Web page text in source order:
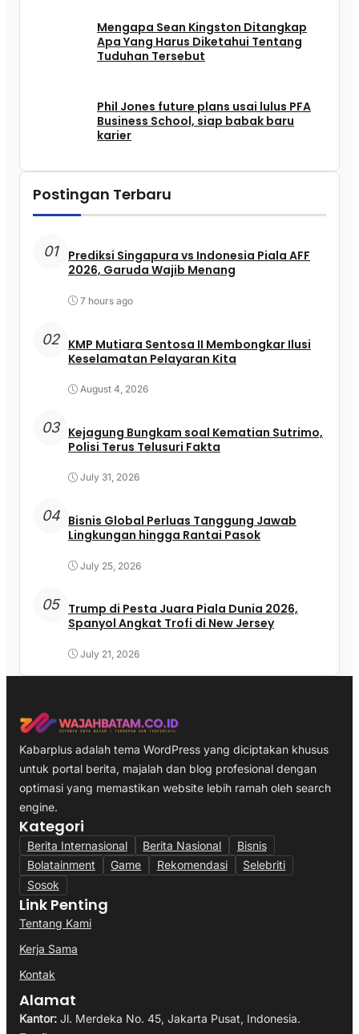
Mengapa Sean Kingston Ditangkap
Apa Yang Harus Diketahui Tentang
Tuduhan Tersebut
Phil Jones future plans usai lulus PFA
Business School, siap babak baru
karier
Postingan Terbaru
01
Prediksi Singapura vs Indonesia Piala AFF
2026, Garuda Wajib Menang
7 hours ago
02 KMP Mutiara Sentosa II Membongkar Ilusi
Keselamatan Pelayaran Kita
August 4, 2026
03 Kejagung Bungkam soal Kematian Sutrimo,
Polisi Terus Telusuri Fakta
July 31, 2026
04 Bisnis Global Perluas Tanggung Jawab
Lingkungan hingga Rantai Pasok
July 25, 2026
05 Trump di Pesta Juara Piala Dunia 2026,
Spanyol Angkat Trofi di New Jersey
July 21, 2026
Kabarplus adalah tema WordPress yang diciptakan khusus
untuk portal berita, majalah dan blog profesional dengan
optimasi yang memastikan website lebih ramah oleh search
engine.
Kategori
Berita Internasional Berita Nasional
Bisnis
Bolatainment
Game Rekomendasi
Selebriti
Sosok
Link Penting
Tentang Kami
Kerja Sama
Kontak
Alamat
Kantor: Jl. Merdeka No. 45, Jakarta Pusat, Indonesia.